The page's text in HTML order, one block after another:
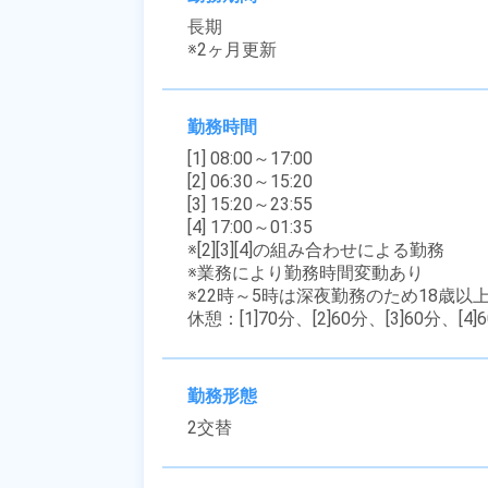
長期
※2ヶ月更新
勤務時間
[1] 08:00～17:00
[2] 06:30～15:20
[3] 15:20～23:55
[4] 17:00～01:35
※[2][3][4]の組み合わせによる勤務
※業務により勤務時間変動あり
※22時～5時は深夜勤務のため18歳以
休憩：[1]70分、[2]60分、[3]60分、
勤務形態
2交替